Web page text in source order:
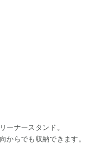
ーナースタンド。
からでも収納できます。